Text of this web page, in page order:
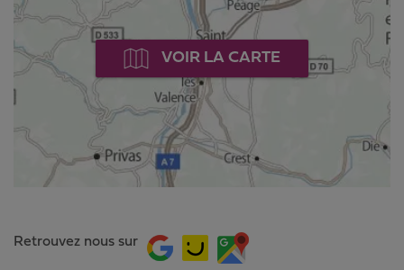
VOIR LA CARTE
Retrouvez nous sur